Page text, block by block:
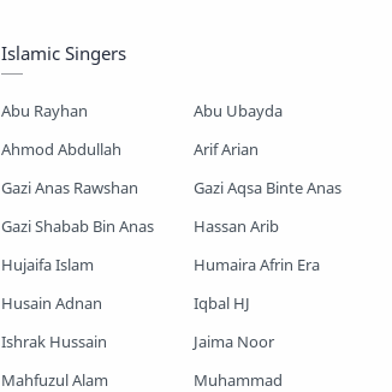
Saimum-Shilpigosthi
Shopnoshiri
Islamic Singers
Abu Rayhan
Abu Ubayda
Ahmod Abdullah
Arif Arian
Gazi Anas Rawshan
Gazi Aqsa Binte Anas
Gazi Shabab Bin Anas
Hassan Arib
Hujaifa Islam
Humaira Afrin Era
Husain Adnan
Iqbal HJ
Ishrak Hussain
Jaima Noor
Mahfuzul Alam
Muhammad